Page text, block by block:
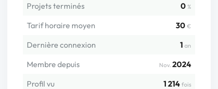
Projets terminés 0 %
Tarif horaire moyen 30 €
Dernière connexion 1 an
Membre depuis Nov. 2024
Profil vu
1 214 fois